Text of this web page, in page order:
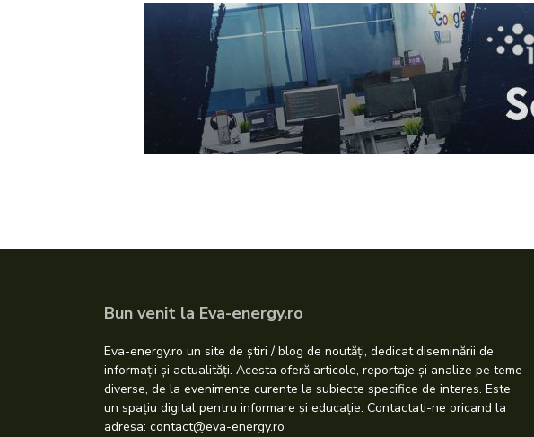
Bun venit la Eva-energy.ro
Eva-energy.ro un site de știri / blog de noutăți, dedicat diseminării de
informații și actualități. Acesta oferă articole, reportaje și analize pe teme
diverse, de la evenimente curente la subiecte specifice de interes. Este
un spațiu digital pentru informare și educație. Contactati-ne oricand la
adresa: contact@eva-energy.ro